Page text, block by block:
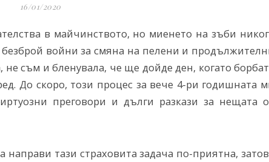
16/01/2020
в майчинството, но миенето на зъби
безброй войни за смяна на пелени и
не съм и бленувала, че ще дойде ден, когато
До скоро, този процес за вече 4-ри годишната
преговори и дълги разкази за нещата
тази страховита задача по-приятна,